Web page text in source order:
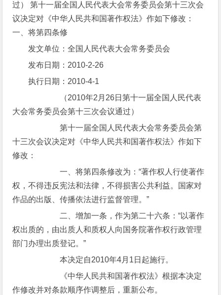
过） 第十一届全国人民代表大会常务委员会第十三次会
议决定对《中华人民共和国著作权法》作如下修改：
一、将第四条修
发文单位：全国人民代表大会常务委员会
发布日期：2010-2-26
执行日期：2010-4-1
（2010年2月26日第十一届全国人民代表
大会常务委员会第十三次会议通过）
第十一届全国人民代表大会常务委员会第
十三次会议决定对《中华人民共和国著作权法》作如下
修改：
一、将第四条修改为：“著作权人行使著作
权，不得违反宪法和法律，不得损害公共利益。国家对
作品的出版、传播依法进行监督管理。”
二、增加一条，作为第二十六条：“以著作
权出质的，由出质人和质权人向国务院著作权行政管理
部门办理出质登记。”
本决定自2010年4月1日起施行。
《中华人民共和国著作权法》根据本决定
作修改并对条款顺序作调整后，重新公布。